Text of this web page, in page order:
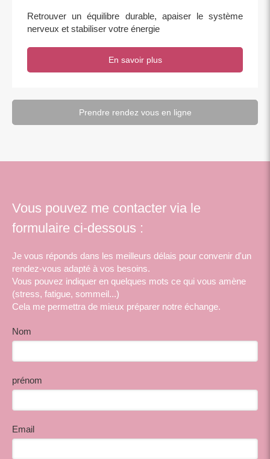
Retrouver un équilibre durable, apaiser le système
nerveux et stabiliser votre énergie
En savoir plus
Prendre rendez vous en ligne
Vous pouvez me contacter via le
formulaire ci-dessous :
Je vous réponds dans les meilleurs délais pour convenir d'un
rendez-vous adapté à vos besoins.
Vous pouvez indiquer en quelques mots ce qui vous amène
(stress, fatigue, sommeil...)
Cela me permettra de mieux préparer notre échange.
Nom
prénom
Email